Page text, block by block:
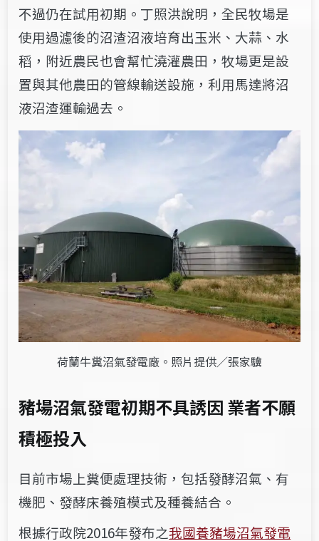
不過仍在試用初期。 丁照洪說明 ，全民牧場是
使用過濾後的沼渣沼液培育出玉米、大蒜、水
稻，附近農民也會幫忙澆灌農田 ，牧場更是設
置與其他農田的管線輸送設施，利用馬達將沼
液沼渣運輸過去。
荷蘭牛糞沼氣發電廠。照片提供／張家驥
豬場沼氣發電初期不具誘因 業者不願
積極投入
目前市場上糞便處理技術，包括發酵沼氣、有
機肥、發酵床養殖模式及種養結合。
根據行政院2016年發布之我國養豬場沼氣發電